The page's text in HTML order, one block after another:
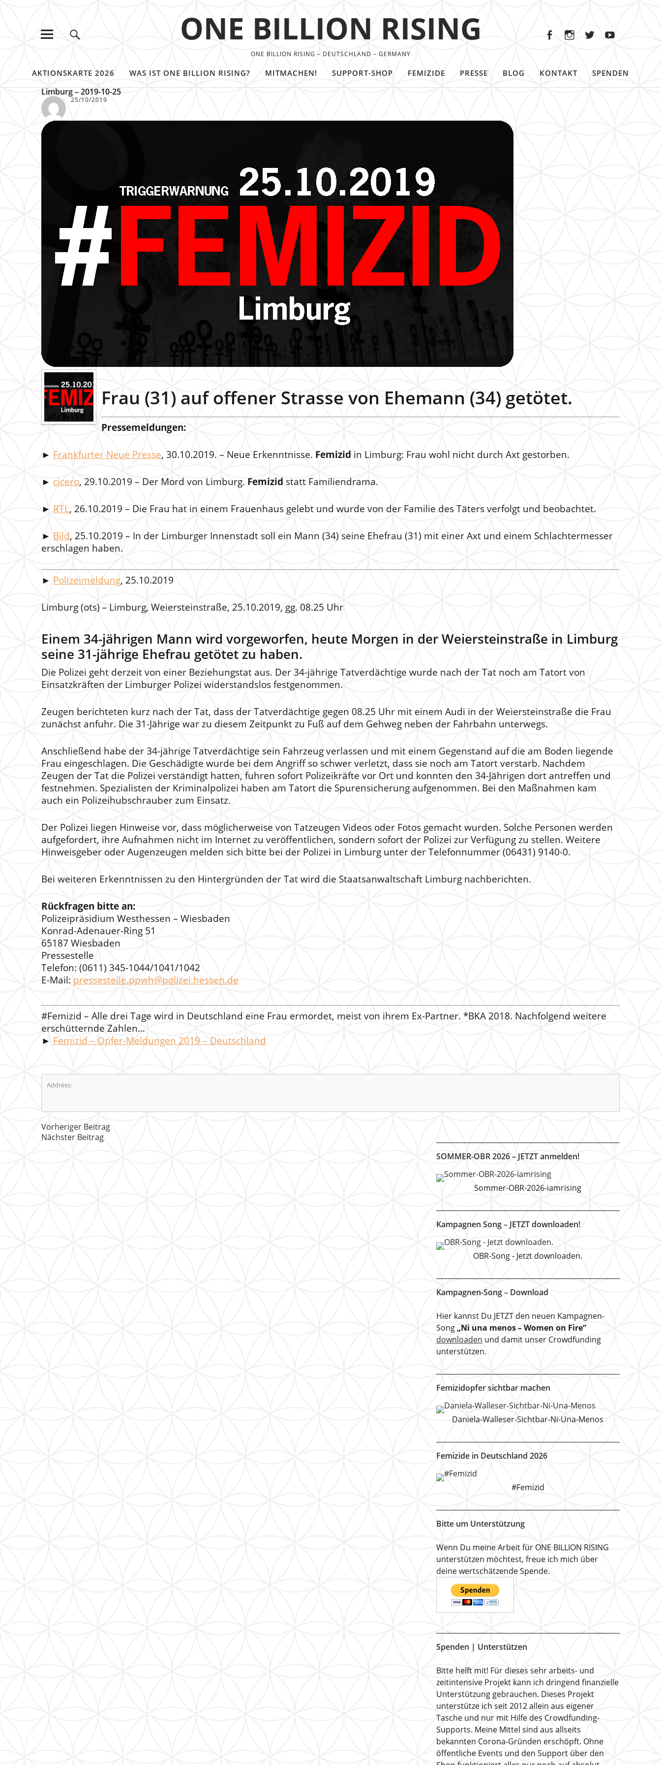
ONE BILLION RISING
ONE BILLION RISING – DEUTSCHLAND – GERMANY
AKTIONSKARTE 2026 WAS IST ONE BILLION RISING? MITMACHEN! SUPPORT-SHOP FEMIZIDE PRESSE BLOG KONTAKT SPENDEN
Limburg – 2019-10-25
25/10/2019
Frau (31) auf offener Strasse von Ehemann (34) getötet.
Pressemeldungen:
► Frankfurter Neue Presse, 30.10.2019. – Neue Erkenntnisse. Femizid in Limburg: Frau wohl nicht durch Axt gestorben.
► cicero, 29.10.2019 – Der Mord von Limburg. Femizid statt Familiendrama.
► RTL, 26.10.2019 – Die Frau hat in einem Frauenhaus gelebt und wurde von der Familie des Täters verfolgt und beobachtet.
► Bild, 25.10.2019 – In der Limburger Innenstadt soll ein Mann (34) seine Ehefrau (31) mit einer Axt und einem Schlachtermesser
erschlagen haben.
► Polizeimeldung, 25.10.2019
Limburg (ots) – Limburg, Weiersteinstraße, 25.10.2019, gg. 08.25 Uhr
Einem 34-jährigen Mann wird vorgeworfen, heute Morgen in der Weiersteinstraße in Limburg
seine 31-jährige Ehefrau getötet zu haben.
Die Polizei geht derzeit von einer Beziehungstat aus. Der 34-jährige Tatverdächtige wurde nach der Tat noch am Tatort von
Einsatzkräften der Limburger Polizei widerstandslos festgenommen.
Zeugen berichteten kurz nach der Tat, dass der Tatverdächtige gegen 08.25 Uhr mit einem Audi in der Weiersteinstraße die Frau
zunächst anfuhr. Die 31-Jährige war zu diesem Zeitpunkt zu Fuß auf dem Gehweg neben der Fahrbahn unterwegs.
Anschließend habe der 34-jährige Tatverdächtige sein Fahrzeug verlassen und mit einem Gegenstand auf die am Boden liegende
Frau eingeschlagen. Die Geschädigte wurde bei dem Angriff so schwer verletzt, dass sie noch am Tatort verstarb. Nachdem
Zeugen der Tat die Polizei verständigt hatten, fuhren sofort Polizeikräfte vor Ort und konnten den 34-Jährigen dort antreffen und
festnehmen. Spezialisten der Kriminalpolizei haben am Tatort die Spurensicherung aufgenommen. Bei den Maßnahmen kam
auch ein Polizeihubschrauber zum Einsatz.
Der Polizei liegen Hinweise vor, dass möglicherweise von Tatzeugen Videos oder Fotos gemacht wurden. Solche Personen werden
aufgefordert, ihre Aufnahmen nicht im Internet zu veröffentlichen, sondern sofort der Polizei zur Verfügung zu stellen. Weitere
Hinweisgeber oder Augenzeugen melden sich bitte bei der Polizei in Limburg unter der Telefonnummer (06431) 9140-0.
Bei weiteren Erkenntnissen zu den Hintergründen der Tat wird die Staatsanwaltschaft Limburg nachberichten.
Rückfragen bitte an:
Polizeipräsidium Westhessen – Wiesbaden
Konrad-Adenauer-Ring 51
65187 Wiesbaden
Pressestelle
Telefon: (0611) 345-1044/1041/1042
E-Mail: pressestelle.ppwh@polizei.hessen.de
#Femizid – Alle drei Tage wird in Deutschland eine Frau ermordet, meist von ihrem Ex-Partner. *BKA 2018. Nachfolgend weitere
erschütternde Zahlen…
► Femizid – Opfer-Meldungen 2019 – Deutschland
Address:
Vorheriger Beitrag
Nächster Beitrag
SOMMER-OBR 2026 – JETZT anmelden!
Sommer-OBR-2026-iamrising
Kampagnen Song – JETZT downloaden!
OBR-Song - Jetzt downloaden.
Kampagnen-Song – Download
Hier kannst Du JETZT den neuen Kampagnen-
Song „Ni una menos – Women on Fire“
downloaden und damit unser Crowdfunding
unterstützen.
Femizidopfer sichtbar machen
Daniela-Walleser-Sichtbar-Ni-Una-Menos
Femizide in Deutschland 2026
#Femizid
Bitte um Unterstützung
Wenn Du meine Arbeit für ONE BILLION RISING
unterstützen möchtest, freue ich mich über
deine wertschätzende Spende.
Spenden | Unterstützen
Bitte helft mit! Für dieses sehr arbeits- und
zeitintensive Projekt kann ich dringend finanzielle
Unterstützung gebrauchen. Dieses Projekt
unterstütze ich seit 2012 allein aus eigener
Tasche und nur mit Hilfe des Crowdfunding-
Supports. Meine Mittel sind aus allseits
bekannten Corona-Gründen erschöpft. Ohne
öffentliche Events und den Support über den